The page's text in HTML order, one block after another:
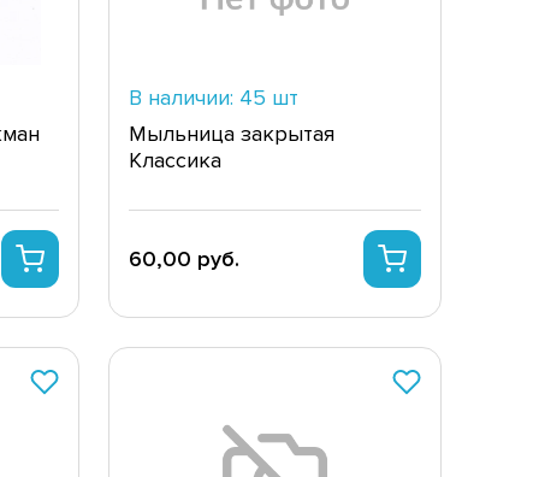
В наличии: 45 шт
Мыльница закрытая
Классика
60,00 руб.